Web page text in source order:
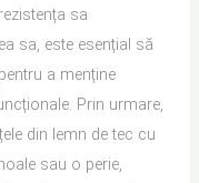
sa
sa, este esențial să
pentru a menține
Prin urmare,
din lemn de tec cu
sau o perie,